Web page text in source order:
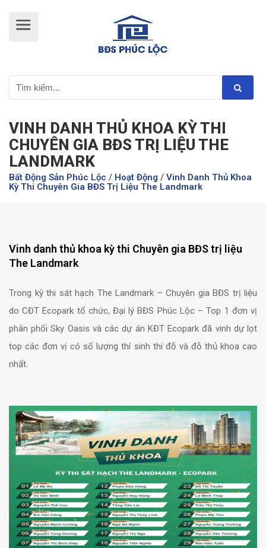
VINH DANH THỦ KHOA KỲ THI
CHUYÊN GIA BĐS TRỊ LIỆU THE
LANDMARK
Bất Động Sản Phúc Lộc / Hoạt Động / Vinh Danh Thủ Khoa
Kỳ Thi Chuyên Gia BĐS Trị Liệu The Landmark
Vinh danh thủ khoa kỳ thi Chuyên gia BĐS trị liệu
The Landmark
Trong kỳ thi sát hạch The Landmark – Chuyên gia BĐS trị liệu
do CĐT Ecopark tổ chức, Đại lý BĐS Phúc Lộc – Top 1 đơn vị
phân phối Sky Oasis và các dự án KĐT Ecopark đã vinh dự lọt
top các đơn vị có số lượng thí sinh thi đỗ và đỗ thủ khoa cao
nhất.